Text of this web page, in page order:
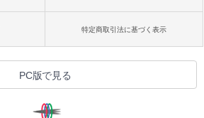
特定商取引法に基づく表示
PC版で見る